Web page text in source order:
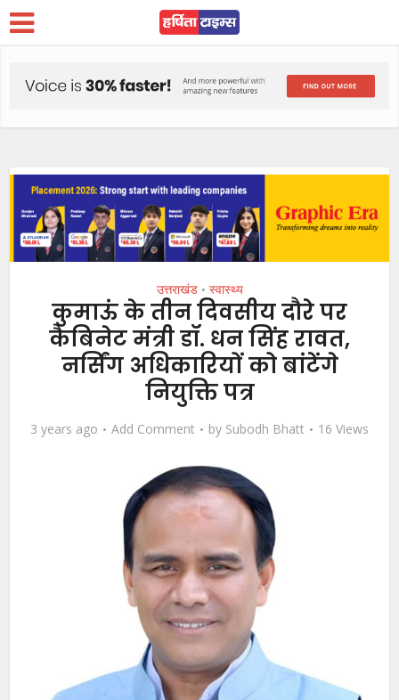
उत्तराखंड • स्वास्थ्य
कुमाऊं के तीन दिवसीय दौरे पर
कैबिनेट मंत्री डॉ. धन सिंह रावत,
नर्सिंग अधिकारियों को बांटेंगे
नियुक्ति पत्र
3 years ago Add Comment by Subodh Bhatt 16 Views